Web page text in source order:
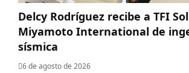
Delcy Rodríguez recibe a TFI
Miyamoto International de
sísmica
6 de agosto de 2026